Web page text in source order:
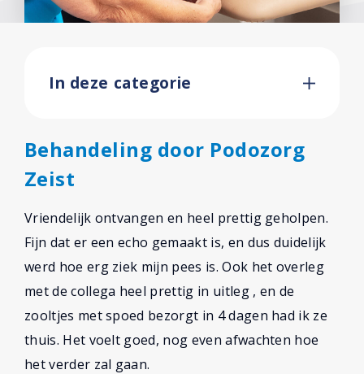
In deze categorie
Behandeling door Podozorg
Zeist
Vriendelijk ontvangen en heel prettig geholpen.
Fijn dat er een echo gemaakt is, en dus duidelijk
werd hoe erg ziek mijn pees is. Ook het overleg
met de collega heel prettig in uitleg , en de
zooltjes met spoed bezorgt in 4 dagen had ik ze
thuis. Het voelt goed, nog even afwachten hoe
het verder zal gaan.